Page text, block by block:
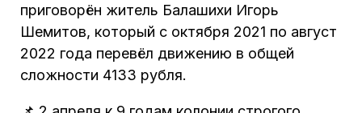
приговорён житель Балашихи Игорь
Шемитов, который с октября 2021 по август
2022 года перевёл движению в общей
сложности 4133 рубля.